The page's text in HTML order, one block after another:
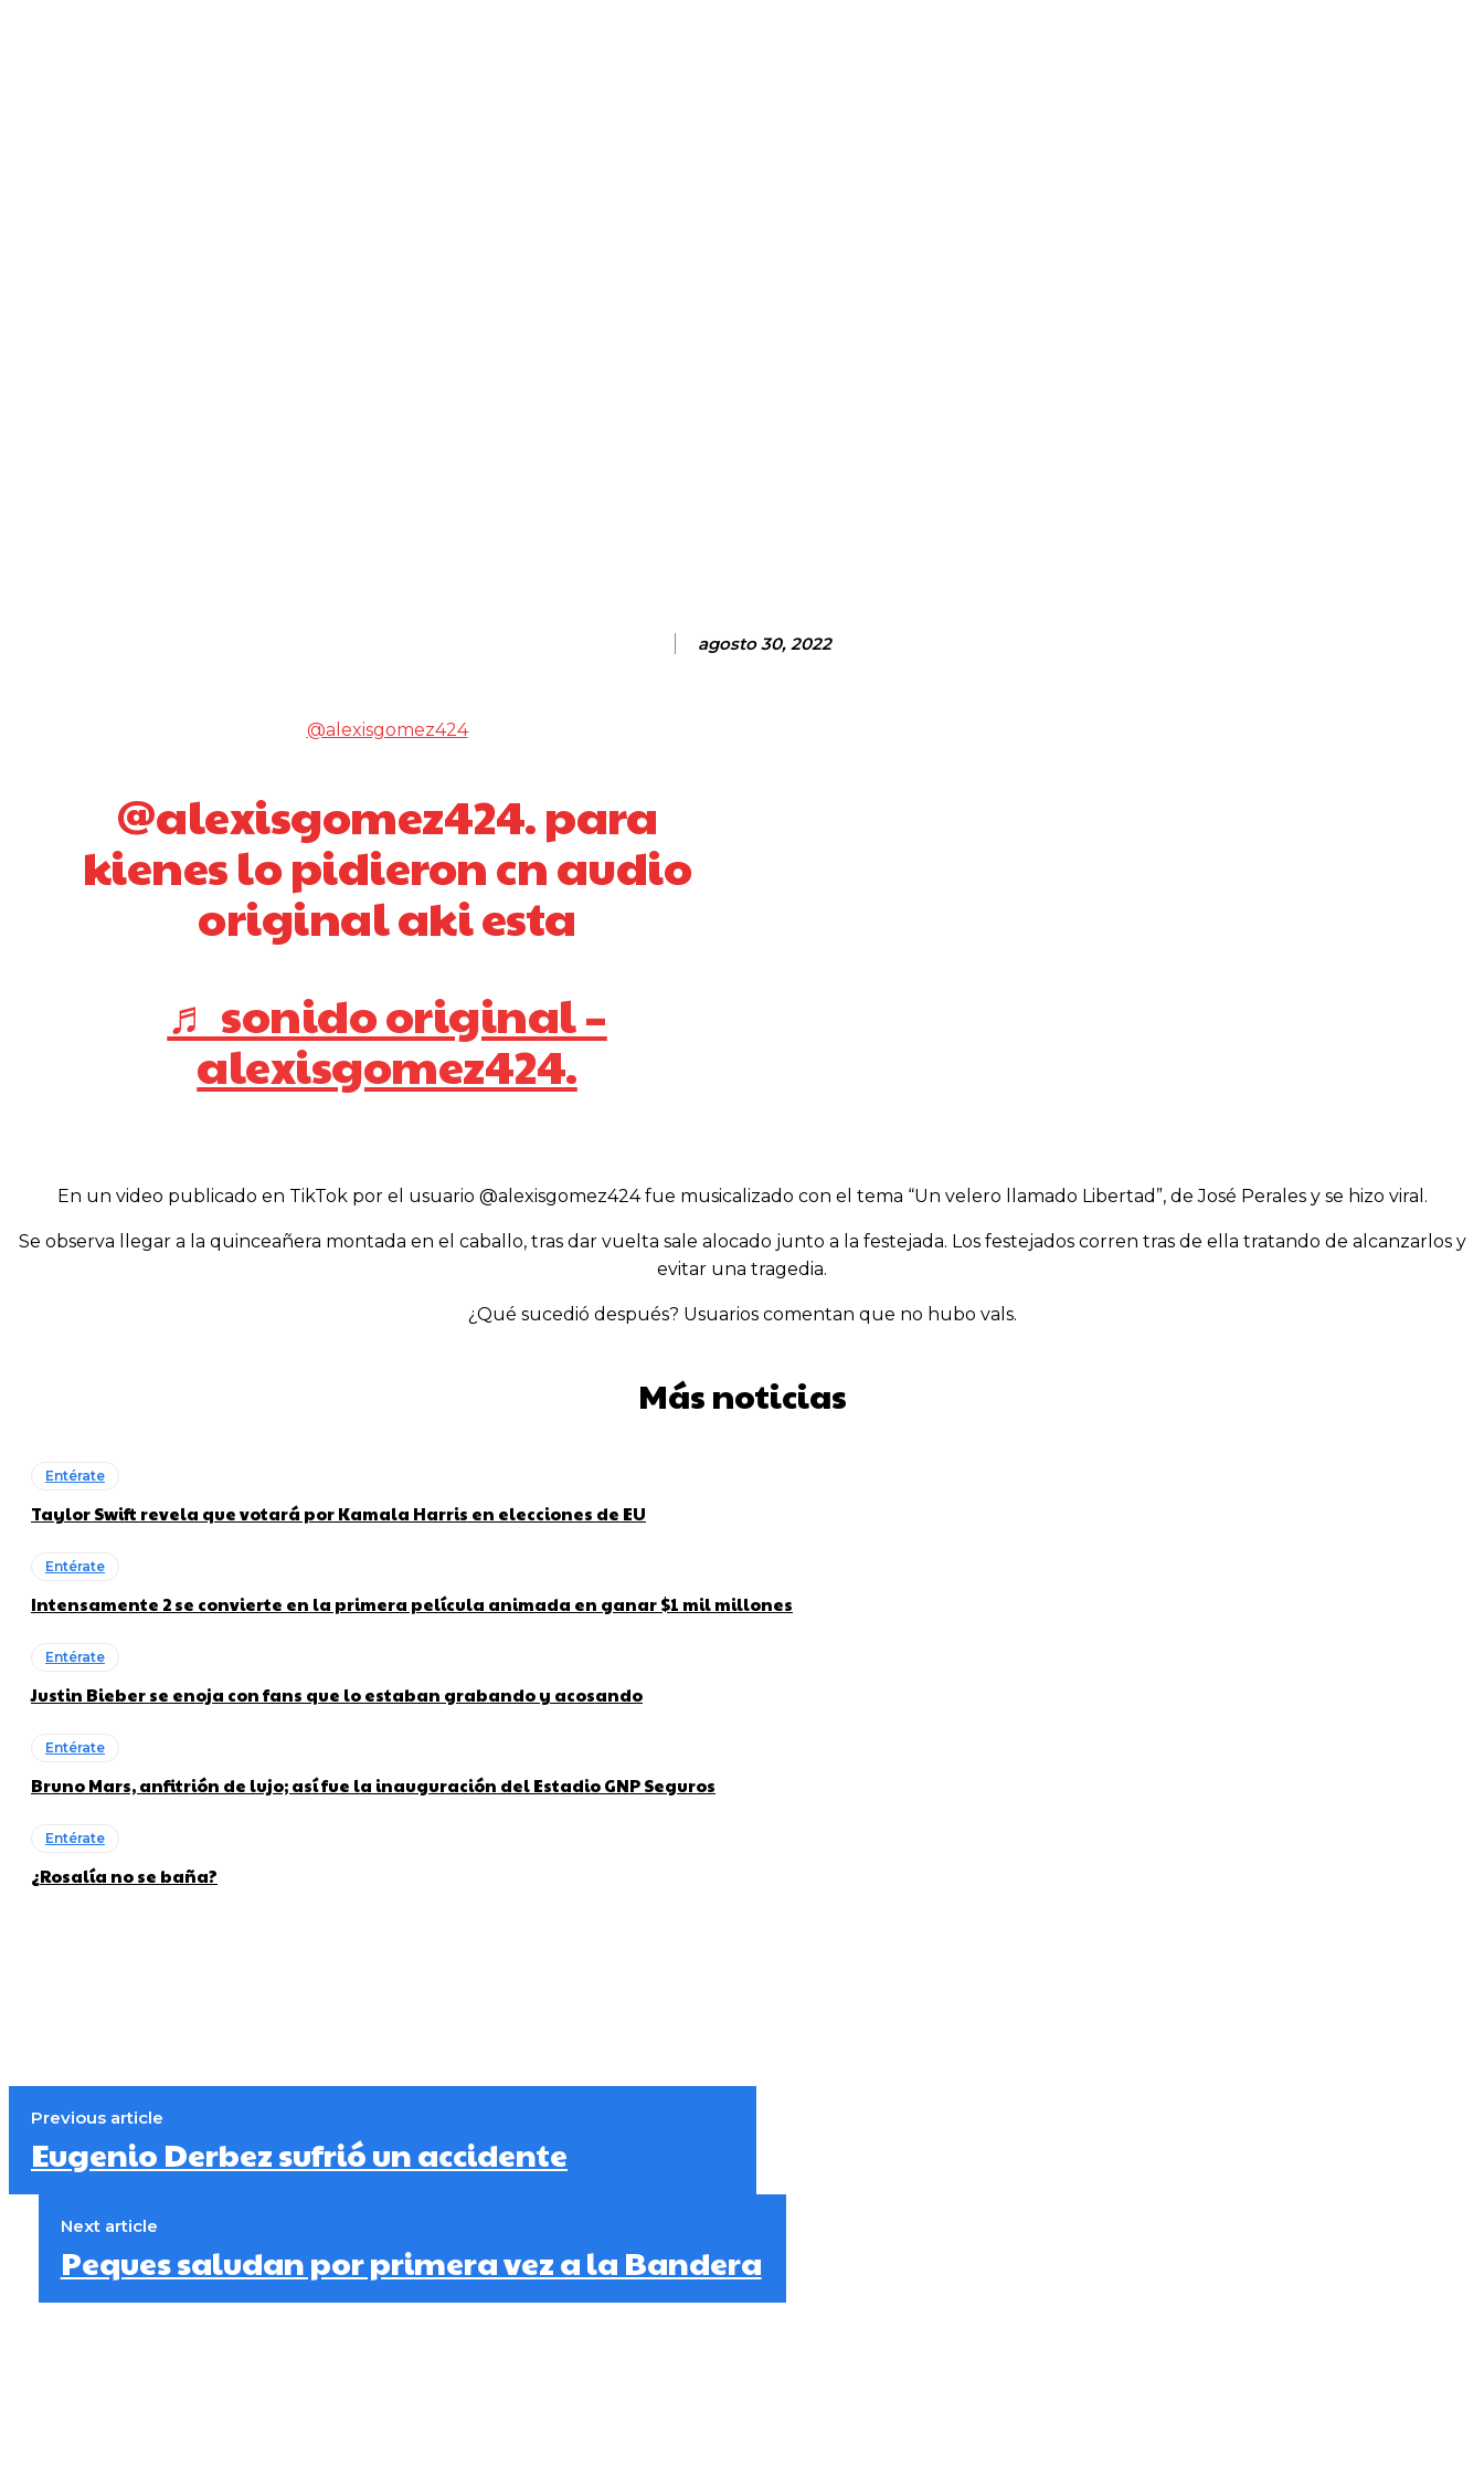
agosto 30, 2022
@alexisgomez424
@alexisgomez424. para
kienes lo pidieron cn audio
original aki esta
♬ sonido original –
alexisgomez424.
En un video publicado en TikTok por el usuario @alexisgomez424 fue musicalizado con el tema “Un velero llamado Libertad”, de José Perales y se hizo viral.
Se observa llegar a la quinceañera montada en el caballo, tras dar vuelta sale alocado junto a la festejada. Los festejados corren tras de ella tratando de alcanzarlos y
evitar una tragedia.
¿Qué sucedió después? Usuarios comentan que no hubo vals.
Más noticias
Entérate
Taylor Swift revela que votará por Kamala Harris en elecciones de EU
Entérate
Intensamente 2 se convierte en la primera película animada en ganar $1 mil millones
Entérate
Justin Bieber se enoja con fans que lo estaban grabando y acosando
Entérate
Bruno Mars, anfitrión de lujo; así fue la inauguración del Estadio GNP Seguros
Entérate
¿Rosalía no se baña?
Previous article
Eugenio Derbez sufrió un accidente
Next article
Peques saludan por primera vez a la Bandera